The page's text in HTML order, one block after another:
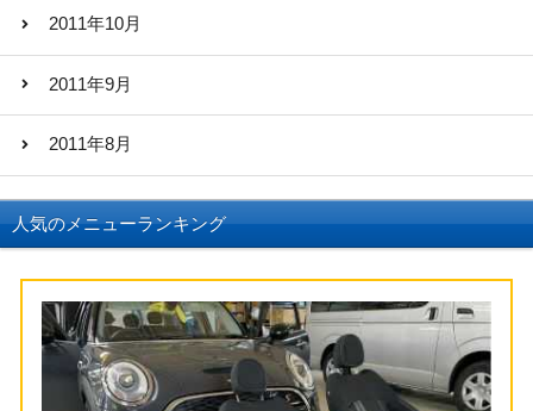
2011年10月
2011年9月
2011年8月
人気のメニューランキング